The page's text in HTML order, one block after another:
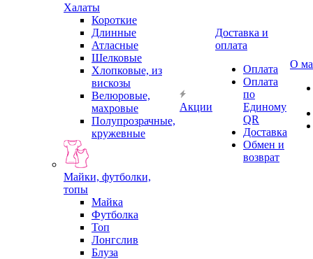
Халаты
Короткие
Длинные
Атласные
Шелковые
Хлопковые, из
вискозы
Велюровые,
махровые
Полупрозрачные,
кружевные
Майки, футболки,
топы
Майка
Футболка
Топ
Лонгслив
Блуза
Акции
Доставка и
оплата
Оплата
Оплата
по
Единому
QR
Доставка
Обмен и
возврат
О